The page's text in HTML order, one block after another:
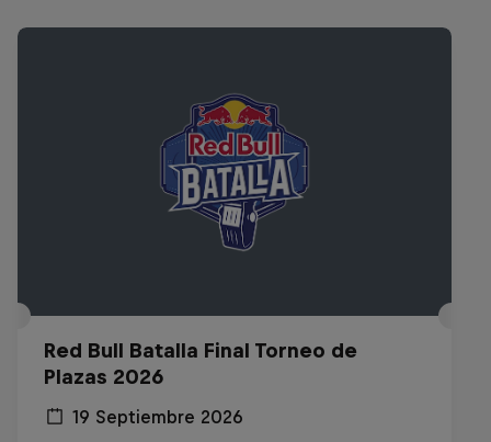
Red Bull Batalla Final Torneo de
Plazas 2026
19 Septiembre 2026